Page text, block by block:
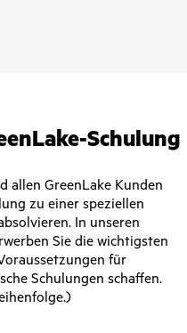
Schulung
allen GreenLake Kunden
zu einer speziellen
In unseren
Sie die wichtigsten
für
Schulungen schaffen.